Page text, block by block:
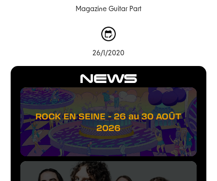
NEWS
ROCK EN SEINE - 26 au 30 AOÛT
2026
Magazine Guitar Part
26/1/2020